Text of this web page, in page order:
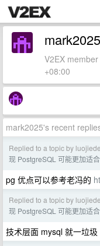
mark2025
V2EX
+08:00
mark2025's recent
Replied to a topic by
现 PostgreSQL 可能更加适
pg 优点可以参考老冯的
Replied to a topic by
现 PostgreSQL 可能更加适
技术层面 mysql 就一垃